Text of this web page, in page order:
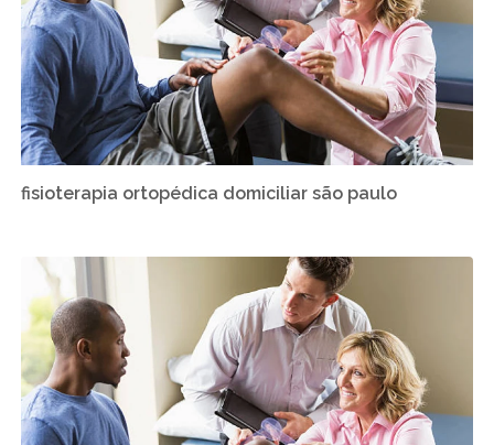
fisioterapia ortopédica domiciliar são paulo